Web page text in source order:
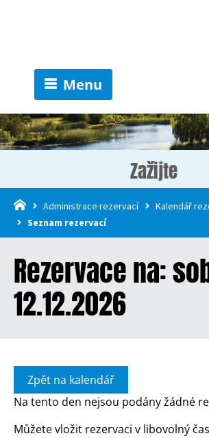
Menu
Zažijte
Administrace rezervací
Kalendář
Seznam rezervací
Rezervace na:
12.12.2026
Zpět na kalendář
Na tento den nejsou podány žádné
Můžete vložit rezervaci v libovolný